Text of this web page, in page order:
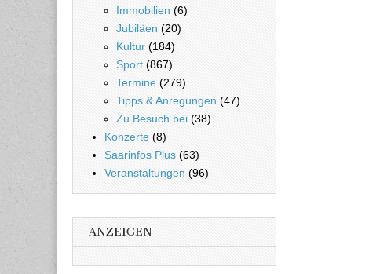
Immobilien (6)
Jubiläen (20)
Kultur (184)
Sport (867)
Termine (279)
Tipps & Anregungen (47)
Zu Besuch bei (38)
Konzerte (8)
Saarinfos Plus (63)
Veranstaltungen (96)
ANZEIGEN